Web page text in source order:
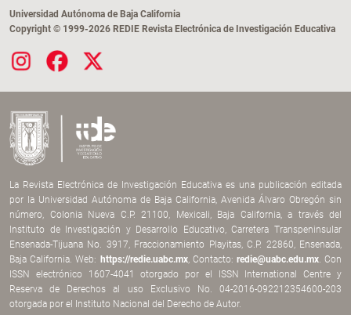
Universidad Autónoma de Baja California
Copyright © 1999-2026 REDIE Revista Electrónica de Investigación Educativa
La Revista Electrónica de Investigación Educativa es una publicación editada
por la Universidad Autónoma de Baja California, Avenida Álvaro Obregón sin
número, Colonia Nueva C.P. 21100, Mexicali, Baja California, a través del
Instituto de Investigación y Desarrollo Educativo, Carretera Transpeninsular
Ensenada-Tijuana No. 3917, Fraccionamiento Playitas, C.P. 22860, Ensenada,
Baja California. Web: https://redie.uabc.mx, Contacto: redie@uabc.edu.mx. Con
ISSN electrónico 1607-4041 otorgado por el ISSN International Centre y
Reserva de Derechos al uso Exclusivo No. 04-2016-092212354600-203
otorgada por el Instituto Nacional del Derecho de Autor.